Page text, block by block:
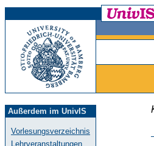
Außerdem im UnivIS
Vorlesungsverzeichnis
Lehrveranstaltungen